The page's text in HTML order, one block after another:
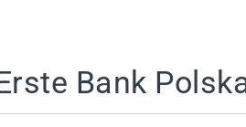
Bank